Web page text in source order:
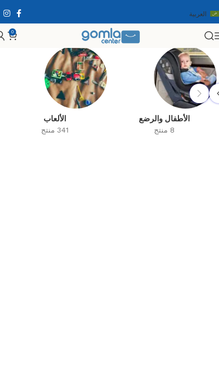
العربية
0
الرئيسية
الأطفال والرضع
8 منتج
الألعاب
341 منتج